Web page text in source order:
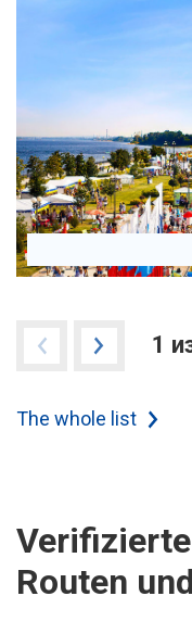
1
The whole list
Verifizierte
Routen